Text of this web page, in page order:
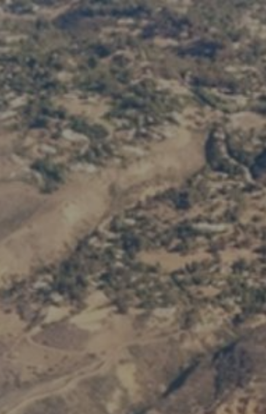
8/15/25- 8/15/26
Contact the organizer
INFO